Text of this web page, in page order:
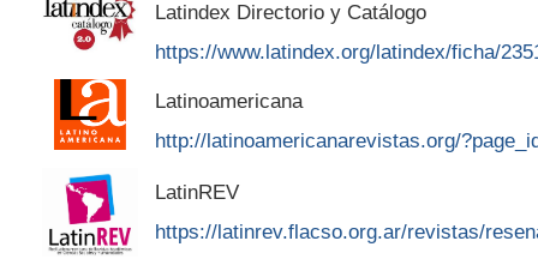
Latindex Directorio y Catálogo
https://www.latindex.org/latindex/ficha/
Latinoamericana
http://latinoamericanarevistas.org/
LatinREV
https://latinrev.flacso.org.ar/revistas/